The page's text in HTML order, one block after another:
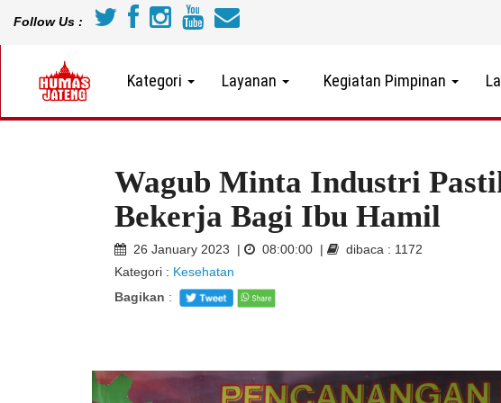
Follow Us :
Kategori Layanan Kegiatan Pimpinan
Wagub Minta Industri
Bekerja Bagi Ibu Hamil
26 January 2023 | 08:00:00 |
dibaca : 1172
Kategori : Kesehatan
Bagikan :